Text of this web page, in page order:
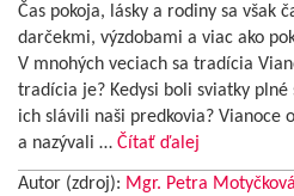
Čas pokoja, lásky a rodiny sa však
darčekmi, výzdobami a viac ako
V mnohých veciach sa tradícia
tradícia je? Kedysi boli sviatky
ich slávili naši predkovia? Vianoce
a nazývali … Čítať ďalej
Autor (zdroj): Mgr. Petra Motyčková